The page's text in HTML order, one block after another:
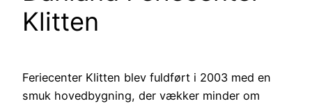
Klitten
Feriecenter Klitten blev fuldført i 2003 med en
smuk hovedbygning, der vækker minder om